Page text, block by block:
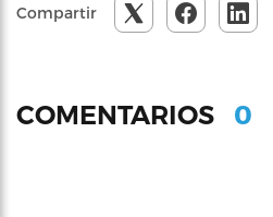
Compartir
COMENTARIOS 0